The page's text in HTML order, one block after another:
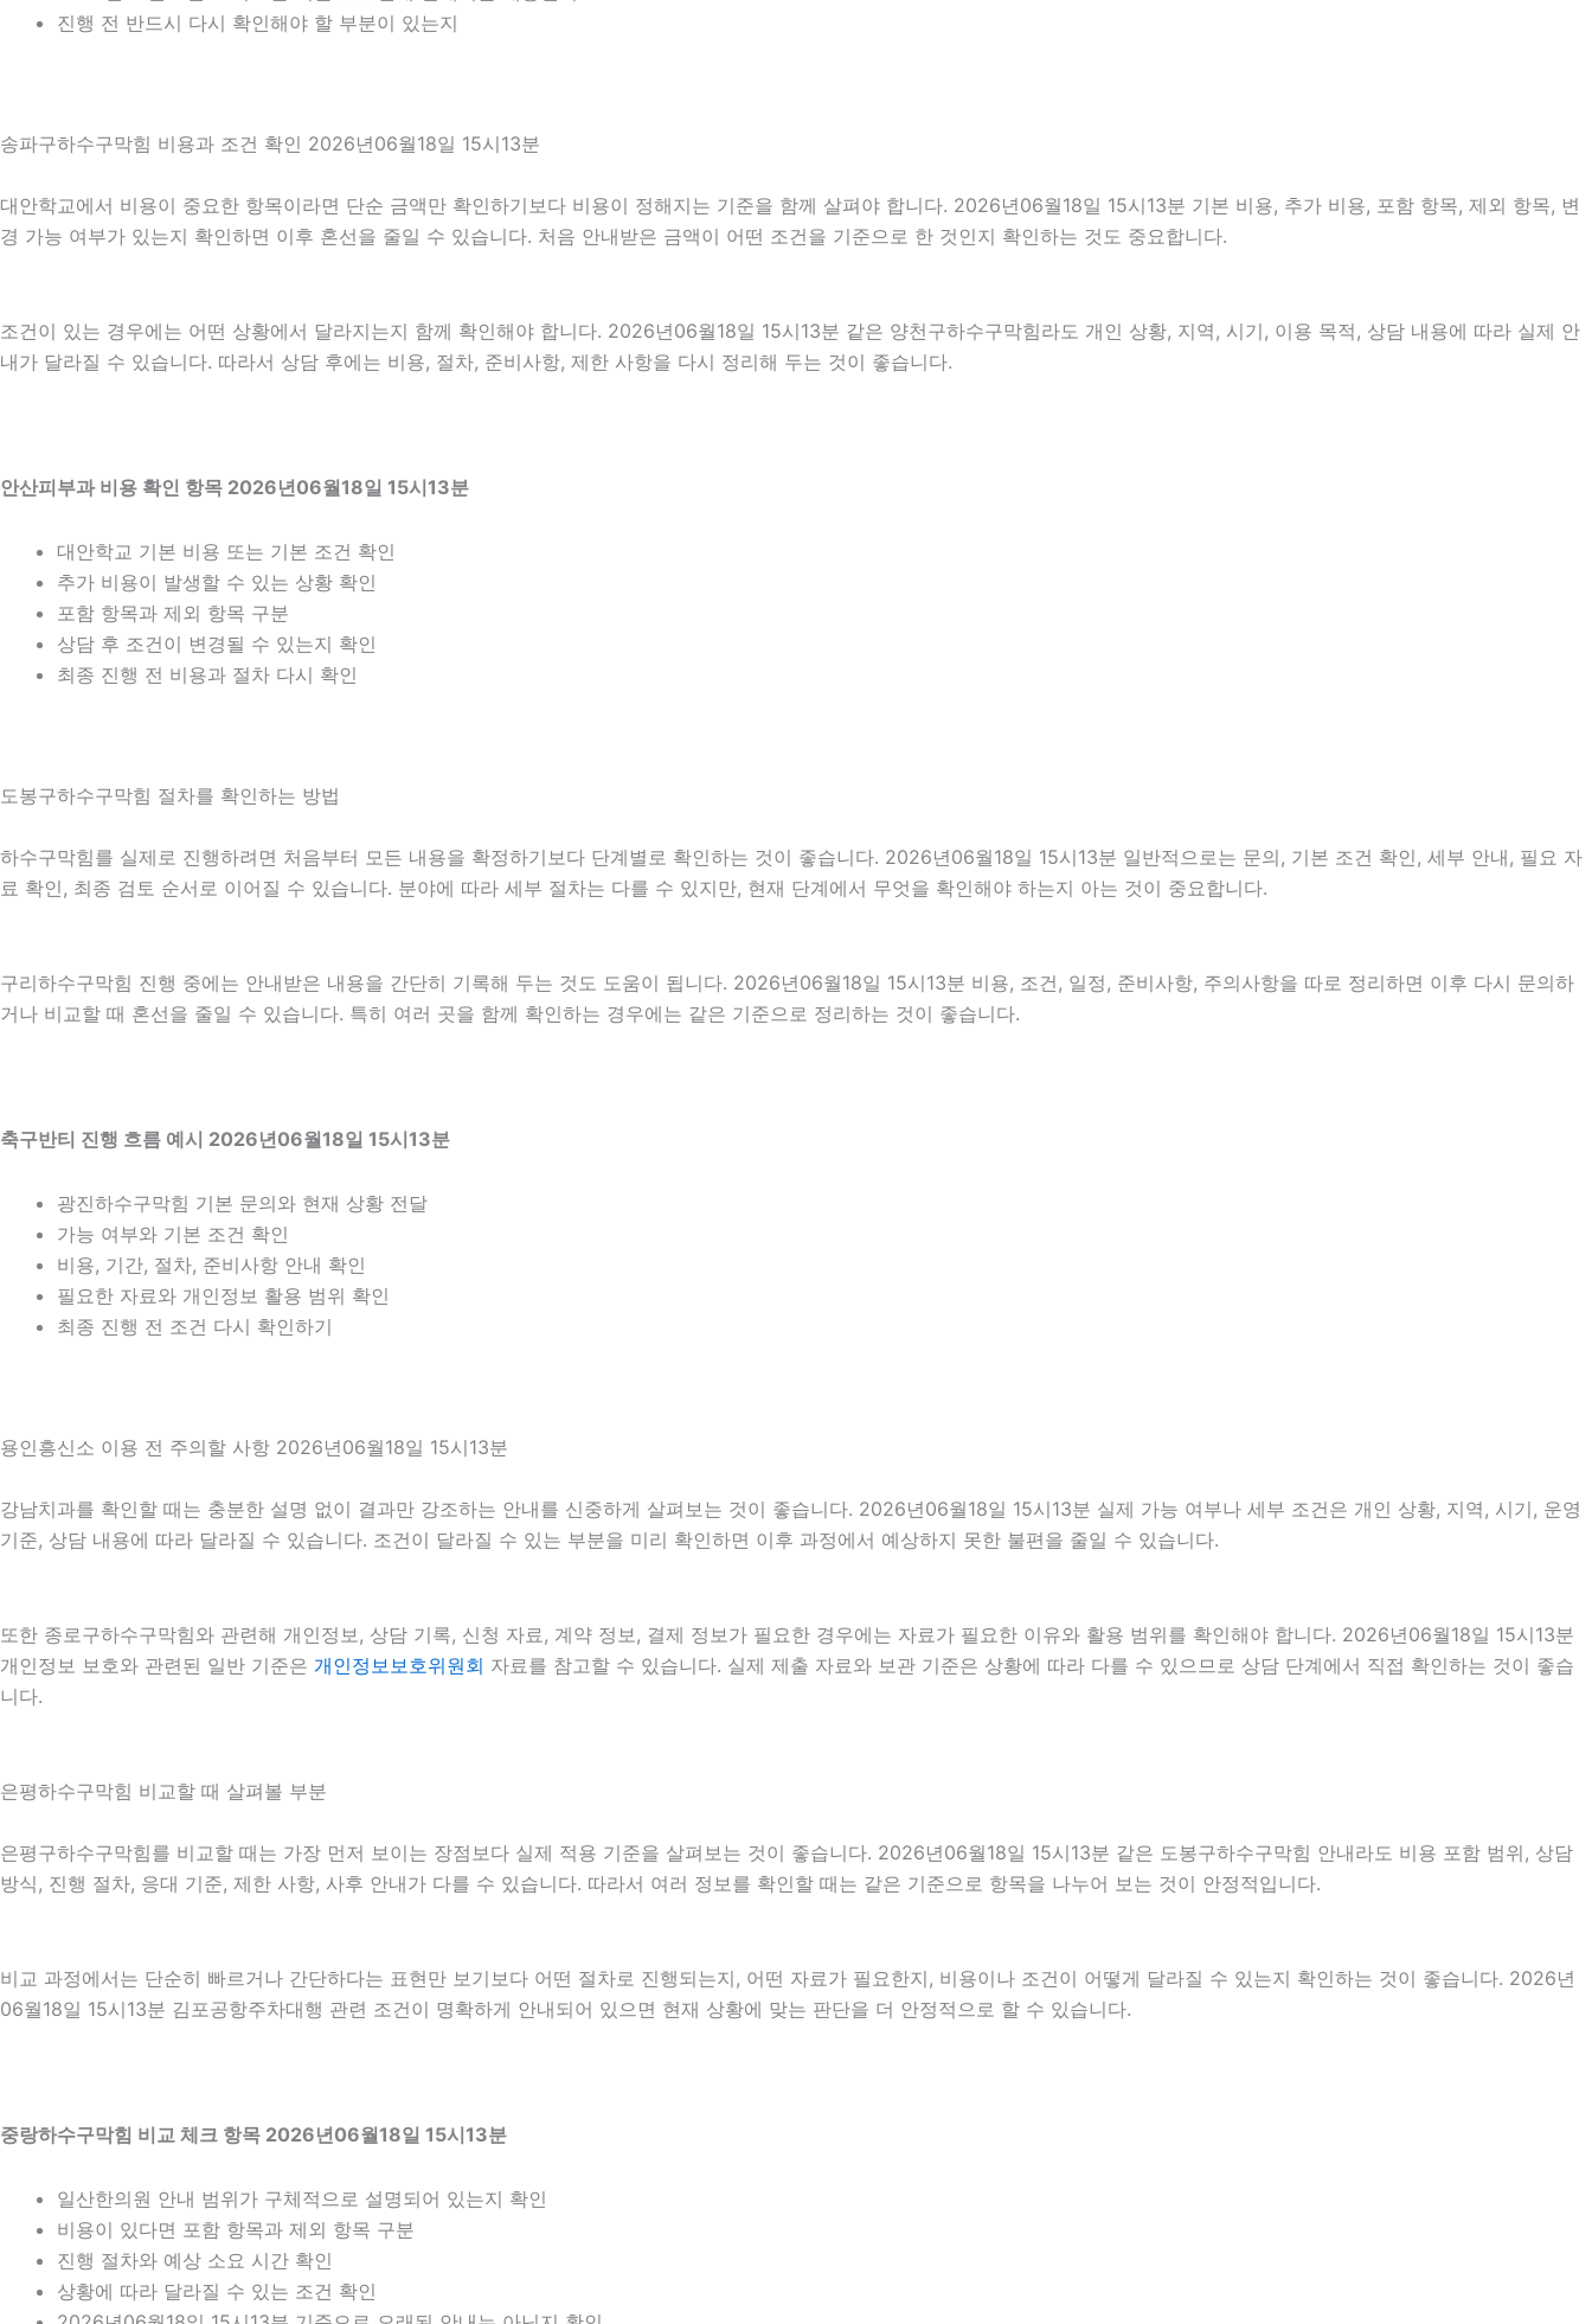
진행 전 반드시 다시 확인해야 할 부분이 있는지
송파구하수구막힘 비용과 조건 확인 2026년06월18일 15시13분
대안학교에서 비용이 중요한 항목이라면 단순 금액만 확인하기보다 비용이 정해지는 기준을 함께 살펴야 합니다. 2026년06월18일 15시13분 기본 비용, 추가 비용, 포함 항목, 제외 항목, 변
경 가능 여부가 있는지 확인하면 이후 혼선을 줄일 수 있습니다. 처음 안내받은 금액이 어떤 조건을 기준으로 한 것인지 확인하는 것도 중요합니다.
조건이 있는 경우에는 어떤 상황에서 달라지는지 함께 확인해야 합니다. 2026년06월18일 15시13분 같은 양천구하수구막힘라도 개인 상황, 지역, 시기, 이용 목적, 상담 내용에 따라 실제 안
내가 달라질 수 있습니다. 따라서 상담 후에는 비용, 절차, 준비사항, 제한 사항을 다시 정리해 두는 것이 좋습니다.
안산피부과 비용 확인 항목 2026년06월18일 15시13분
대안학교 기본 비용 또는 기본 조건 확인
추가 비용이 발생할 수 있는 상황 확인
포함 항목과 제외 항목 구분
상담 후 조건이 변경될 수 있는지 확인
최종 진행 전 비용과 절차 다시 확인
도봉구하수구막힘 절차를 확인하는 방법
하수구막힘를 실제로 진행하려면 처음부터 모든 내용을 확정하기보다 단계별로 확인하는 것이 좋습니다. 2026년06월18일 15시13분 일반적으로는 문의, 기본 조건 확인, 세부 안내, 필요 자
료 확인, 최종 검토 순서로 이어질 수 있습니다. 분야에 따라 세부 절차는 다를 수 있지만, 현재 단계에서 무엇을 확인해야 하는지 아는 것이 중요합니다.
구리하수구막힘 진행 중에는 안내받은 내용을 간단히 기록해 두는 것도 도움이 됩니다. 2026년06월18일 15시13분 비용, 조건, 일정, 준비사항, 주의사항을 따로 정리하면 이후 다시 문의하
거나 비교할 때 혼선을 줄일 수 있습니다. 특히 여러 곳을 함께 확인하는 경우에는 같은 기준으로 정리하는 것이 좋습니다.
축구반티 진행 흐름 예시 2026년06월18일 15시13분
광진하수구막힘 기본 문의와 현재 상황 전달
가능 여부와 기본 조건 확인
비용, 기간, 절차, 준비사항 안내 확인
필요한 자료와 개인정보 활용 범위 확인
최종 진행 전 조건 다시 확인하기
용인흥신소 이용 전 주의할 사항 2026년06월18일 15시13분
강남치과를 확인할 때는 충분한 설명 없이 결과만 강조하는 안내를 신중하게 살펴보는 것이 좋습니다. 2026년06월18일 15시13분 실제 가능 여부나 세부 조건은 개인 상황, 지역, 시기, 운영
기준, 상담 내용에 따라 달라질 수 있습니다. 조건이 달라질 수 있는 부분을 미리 확인하면 이후 과정에서 예상하지 못한 불편을 줄일 수 있습니다.
또한 종로구하수구막힘와 관련해 개인정보, 상담 기록, 신청 자료, 계약 정보, 결제 정보가 필요한 경우에는 자료가 필요한 이유와 활용 범위를 확인해야 합니다. 2026년06월18일 15시13분
개인정보 보호와 관련된 일반 기준은 개인정보보호위원회 자료를 참고할 수 있습니다. 실제 제출 자료와 보관 기준은 상황에 따라 다를 수 있으므로 상담 단계에서 직접 확인하는 것이 좋습
니다.
은평하수구막힘 비교할 때 살펴볼 부분
은평구하수구막힘를 비교할 때는 가장 먼저 보이는 장점보다 실제 적용 기준을 살펴보는 것이 좋습니다. 2026년06월18일 15시13분 같은 도봉구하수구막힘 안내라도 비용 포함 범위, 상담
방식, 진행 절차, 응대 기준, 제한 사항, 사후 안내가 다를 수 있습니다. 따라서 여러 정보를 확인할 때는 같은 기준으로 항목을 나누어 보는 것이 안정적입니다.
비교 과정에서는 단순히 빠르거나 간단하다는 표현만 보기보다 어떤 절차로 진행되는지, 어떤 자료가 필요한지, 비용이나 조건이 어떻게 달라질 수 있는지 확인하는 것이 좋습니다. 2026년
06월18일 15시13분 김포공항주차대행 관련 조건이 명확하게 안내되어 있으면 현재 상황에 맞는 판단을 더 안정적으로 할 수 있습니다.
중랑하수구막힘 비교 체크 항목 2026년06월18일 15시13분
일산한의원 안내 범위가 구체적으로 설명되어 있는지 확인
비용이 있다면 포함 항목과 제외 항목 구분
진행 절차와 예상 소요 시간 확인
상황에 따라 달라질 수 있는 조건 확인